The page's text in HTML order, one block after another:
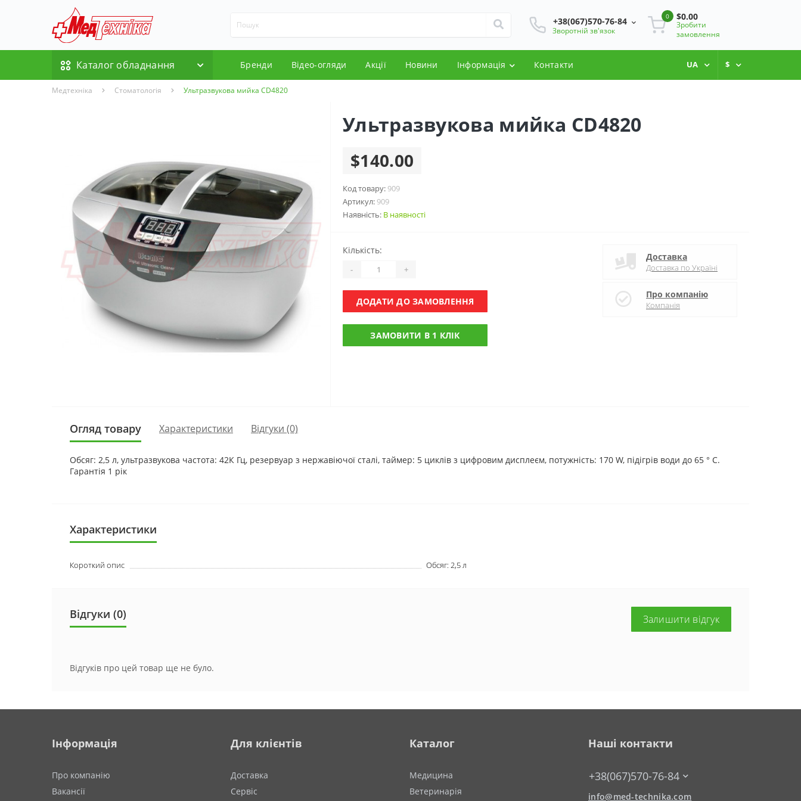
+38(067)570-76-84
Зворотній зв'язок
0 $0.00
Зробити
замовлення
Каталог обладнання Бренди Відео-огляди Акції Новини Інформація Контакти UA $
Медтехніка Стоматологія Ультразвукова мийка CD4820
Ультразвукова мийка CD4820
$140.00
Код товару: 909
Артикул: 909
Наявність: В наявності
Кількість:
- +
ДОДАТИ ДО ЗАМОВЛЕННЯ
ЗАМОВИТИ В 1 КЛІК
Доставка
Доставка по Україні
Про компанію
Компанія
Огляд товару Характеристики Відгуки (0)
Обсяг: 2,5 л, ультразвукова частота: 42К Гц, резервуар з нержавіючої сталі, таймер: 5 циклів з цифровим дисплеєм, потужність: 170 W, підігрів води до 65 ° С.
Гарантія 1 рік
Характеристики
Короткий опис Обсяг: 2,5 л
Відгуки (0) Залишити відгук
Відгуків про цей товар ще не було.
Інформація
Про компанію
Вакансії
Для клієнтів
Доставка
Сервіс
Каталог
Медицина
Ветеринарія
Наші контакти
+38(067)570-76-84
info@med-technika.com